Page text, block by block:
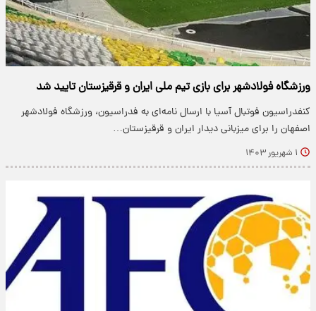
ورزشگاه فولادشهر برای بازی تیم ملی ایران و قرقیزستان تایید شد
کنفدراسیون فوتبال آسیا با ارسال نامه‌ای به فدراسیون، ورزشگاه فولادشهر
اصفهان را برای میزبانی دیدار ایران و قرقیزستان…
۱ شهریور ۱۴۰۳